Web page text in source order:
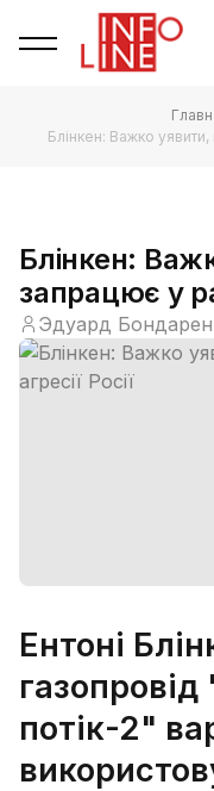
Блінкен: Важко
Блінкен:
запрацює у
Эдуард
Ентоні
газопровід
потік-2"